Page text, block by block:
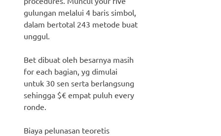
gulungan melalui 4 baris simbol,
dalam bertotal 243 metode buat
unggul.
Bet dibuat oleh besarnya masih
for each bagian, yg dimulai
untuk 30 sen serta berlangsung
sehingga $€ empat puluh every
ronde.
Biaya pelunasan teoretis